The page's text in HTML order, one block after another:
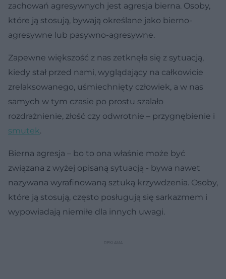
zachowań agresywnych jest agresja bierna. Osoby,
które ją stosują, bywają określane jako bierno-
agresywne lub pasywno-agresywne.
Zapewne większość z nas zetknęła się z sytuacją,
kiedy stał przed nami, wyglądający na całkowicie
zrelaksowanego, uśmiechnięty człowiek, a w nas
samych w tym czasie po prostu szalało
rozdrażnienie, złość czy odwrotnie – przygnębienie i
smutek.
Bierna agresja – bo to ona właśnie może być
związana z wyżej opisaną sytuacją - bywa nawet
nazywana wyrafinowaną sztuką krzywdzenia. Osoby,
które ją stosują, często posługują się sarkazmem i
wypowiadają niemiłe dla innych uwagi.